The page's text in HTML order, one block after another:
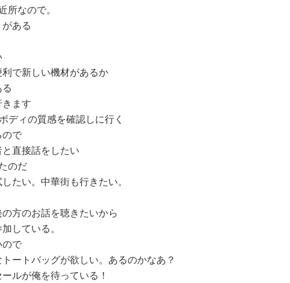
所なので。
ある
で新しい機材があるか
ます
ディの質感を確認しに行く
ので
と直接話をしたい
のだ
たい。中華街も行きたい。
方のお話を聴きたいから
している。
ので
ートバッグが欲しい。あるのかなあ？
ルが俺を待っている！